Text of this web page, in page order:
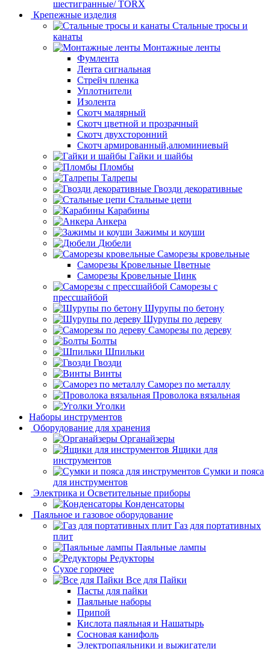
шестигранные/ TORX
Крепежные изделия
Стальные тросы и
канаты
Монтажные ленты
Фумлента
Лента сигнальная
Стрейч пленка
Уплотнители
Изолента
Скотч малярный
Скотч цветной и прозрачный
Скотч двухсторонний
Скотч армированный,алюминиевый
Гайки и шайбы
Пломбы
Талрепы
Гвозди декоративные
Стальные цепи
Карабины
Анкера
Зажимы и коуши
Дюбели
Саморезы кровельные
Саморезы Кровельные Цветные
Саморезы Кровельные Цинк
Саморезы с
прессшайбой
Шурупы по бетону
Шурупы по дереву
Саморезы по дереву
Болты
Шпильки
Гвозди
Винты
Саморез по металлу
Проволока вязальная
Уголки
Наборы инструментов
Оборудование для хранения
Органайзеры
Ящики для
инструментов
Сумки и пояса
для инструментов
Электрика и Осветительные приборы
Конденсаторы
Паяльное и газовое оборудование
Газ для портативных
плит
Паяльные лампы
Редукторы
Сухое горючее
Все для Пайки
Пасты для пайки
Паяльные наборы
Припой
Кислота паяльная и Нашатырь
Сосновая канифоль
Электропаяльники и выжигатели